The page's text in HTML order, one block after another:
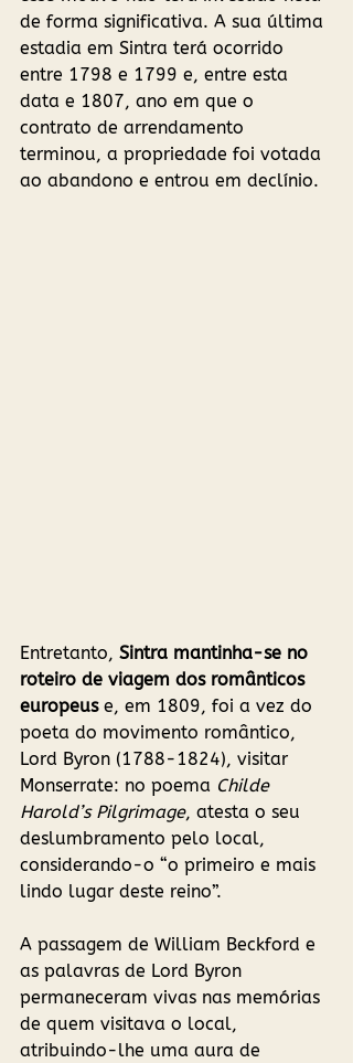
de forma significativa. A sua última
estadia em Sintra terá ocorrido
entre 1798 e 1799 e, entre esta
data e 1807, ano em que o
contrato de arrendamento
terminou, a propriedade foi votada
ao abandono e entrou em declínio.
Entretanto, Sintra mantinha-se no
roteiro de viagem dos românticos
europeus e, em 1809, foi a vez do
poeta do movimento romântico,
Lord Byron (1788-1824), visitar
Monserrate: no poema Childe
Harold’s Pilgrimage, atesta o seu
deslumbramento pelo local,
considerando-o “o primeiro e mais
lindo lugar deste reino”.
A passagem de William Beckford e
as palavras de Lord Byron
permaneceram vivas nas memórias
de quem visitava o local,
atribuindo-lhe uma aura de